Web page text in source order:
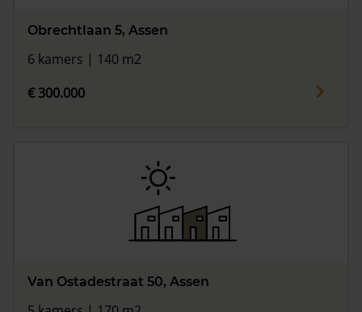
Obrechtlaan 5, Assen
6 kamers | 140 m2
€ 300.000
Van Ostadestraat 50, Assen